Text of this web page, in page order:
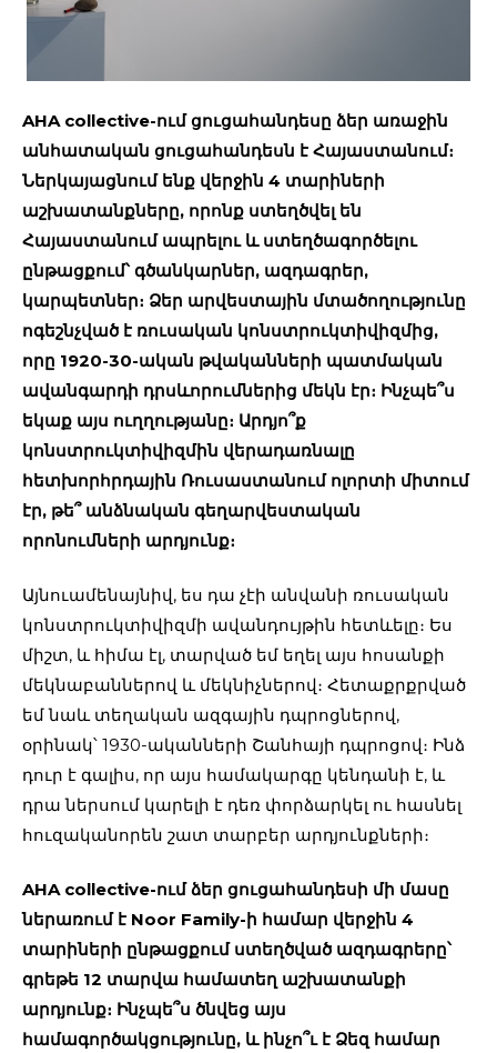
AHA collective-ում ցուցահանդեսը ձեր առաջին
անհատական ցուցահանդեսն է Հայաստանում։
Ներկայացնում ենք վերջին 4 տարիների
աշխատանքները, որոնք ստեղծվել են
Հայաստանում ապրելու և ստեղծագործելու
ընթացքում՝ գծանկարներ, ազդագրեր,
կարպետներ։ Ձեր արվեստային մտածողությունը
ոգեշնչված է ռուսական կոնստրուկտիվիզմից,
որը 1920-30-ական թվականների պատմական
ավանգարդի դրսևորումներից մեկն էր։ Ինչպե՞ս
եկաք այս ուղղությանը։ Արդյո՞ք
կոնստրուկտիվիզմին վերադառնալը
հետխորհրդային Ռուսաստանում ոլորտի միտում
էր, թե՞ անձնական գեղարվեստական
որոնումների արդյունք։
Այնուամենայնիվ, ես դա չէի անվանի ռուսական
կոնստրուկտիվիզմի ավանդույթին հետևելը։ Ես
միշտ, և հիմա էլ, տարված եմ եղել այս հոսանքի
մեկնաբաններով և մեկնիչներով։ Հետաքրքրված
եմ նաև տեղական ազգային դպրոցներով,
օրինակ՝ 1930-ականների Շանհայի դպրոցով։ Ինձ
դուր է գալիս, որ այս համակարգը կենդանի է, և
դրա ներսում կարելի է դեռ փորձարկել ու հասնել
հուզականորեն շատ տարբեր արդյունքների։
AHA collective-ում ձեր ցուցահանդեսի մի մասը
ներառում է Noor Family-ի համար վերջին 4
տարիների ընթացքում ստեղծված ազդագրերը՝
գրեթե 12 տարվա համատեղ աշխատանքի
արդյունք։ Ինչպե՞ս ծնվեց այս
համագործակցությունը, և ինչո՞ւ է Ձեզ համար